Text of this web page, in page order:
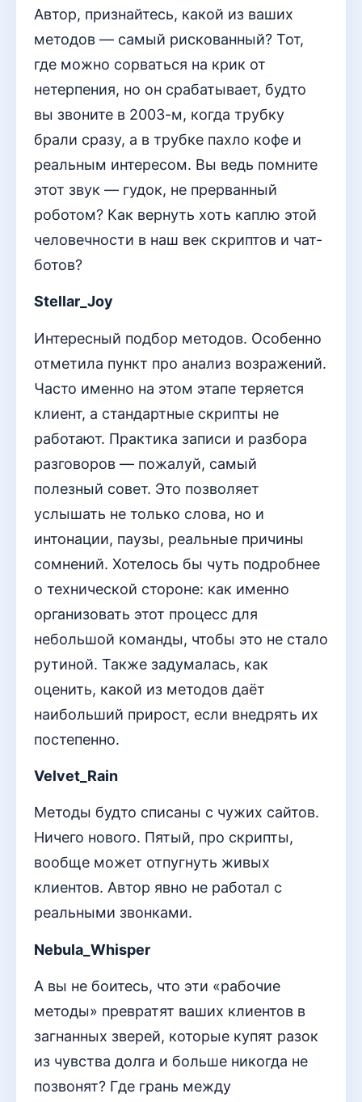
Автор, признайтесь, какой из ваших
методов — самый рискованный? Тот,
где можно сорваться на крик от
нетерпения, но он срабатывает, будто
вы звоните в 2003-м, когда трубку
брали сразу, а в трубке пахло кофе и
реальным интересом. Вы ведь помните
этот звук — гудок, не прерванный
роботом? Как вернуть хоть каплю этой
человечности в наш век скриптов и чат-
ботов?
Stellar_Joy
Интересный подбор методов. Особенно
отметила пункт про анализ возражений.
Часто именно на этом этапе теряется
клиент, а стандартные скрипты не
работают. Практика записи и разбора
разговоров — пожалуй, самый
полезный совет. Это позволяет
услышать не только слова, но и
интонации, паузы, реальные причины
сомнений. Хотелось бы чуть подробнее
о технической стороне: как именно
организовать этот процесс для
небольшой команды, чтобы это не стало
рутиной. Также задумалась, как
оценить, какой из методов даёт
наибольший прирост, если внедрять их
постепенно.
Velvet_Rain
Методы будто списаны с чужих сайтов.
Ничего нового. Пятый, про скрипты,
вообще может отпугнуть живых
клиентов. Автор явно не работал с
реальными звонками.
Nebula_Whisper
А вы не боитесь, что эти «рабочие
методы» превратят ваших клиентов в
загнанных зверей, которые купят разок
из чувства долга и больше никогда не
позвонят? Где грань между